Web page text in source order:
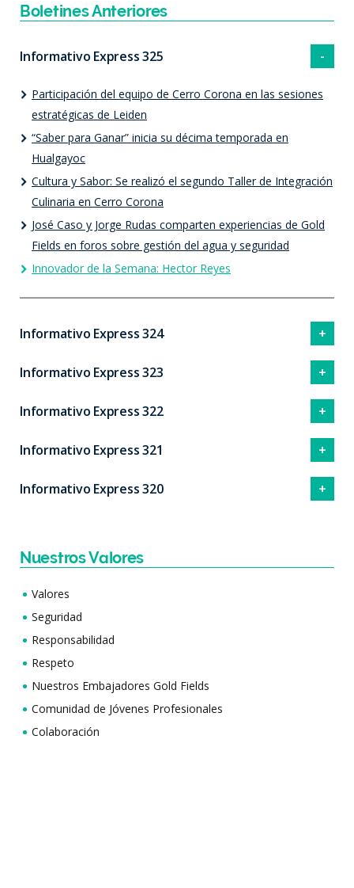
Boletines Anteriores
Informativo Express 325
Participación del equipo de Cerro Corona en las sesiones
estratégicas de Leiden
“Saber para Ganar” inicia su décima temporada en
Hualgayoc
Cultura y Sabor: Se realizó el segundo Taller de Integración
Culinaria en Cerro Corona
José Caso y Jorge Rudas comparten experiencias de Gold
Fields en foros sobre gestión del agua y seguridad
Innovador de la Semana: Hector Reyes
Informativo Express 324
Informativo Express 323
Informativo Express 322
Informativo Express 321
Informativo Express 320
Nuestros Valores
Valores
Seguridad
Responsabilidad
Respeto
Nuestros Embajadores Gold Fields
Comunidad de Jóvenes Profesionales
Colaboración